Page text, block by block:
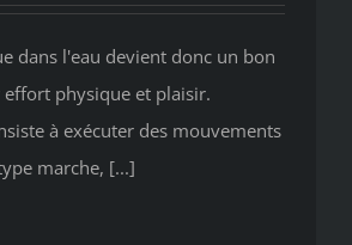
dans l'eau devient donc un bon
physique et plaisir.
à exécuter des mouvements
marche, [...]